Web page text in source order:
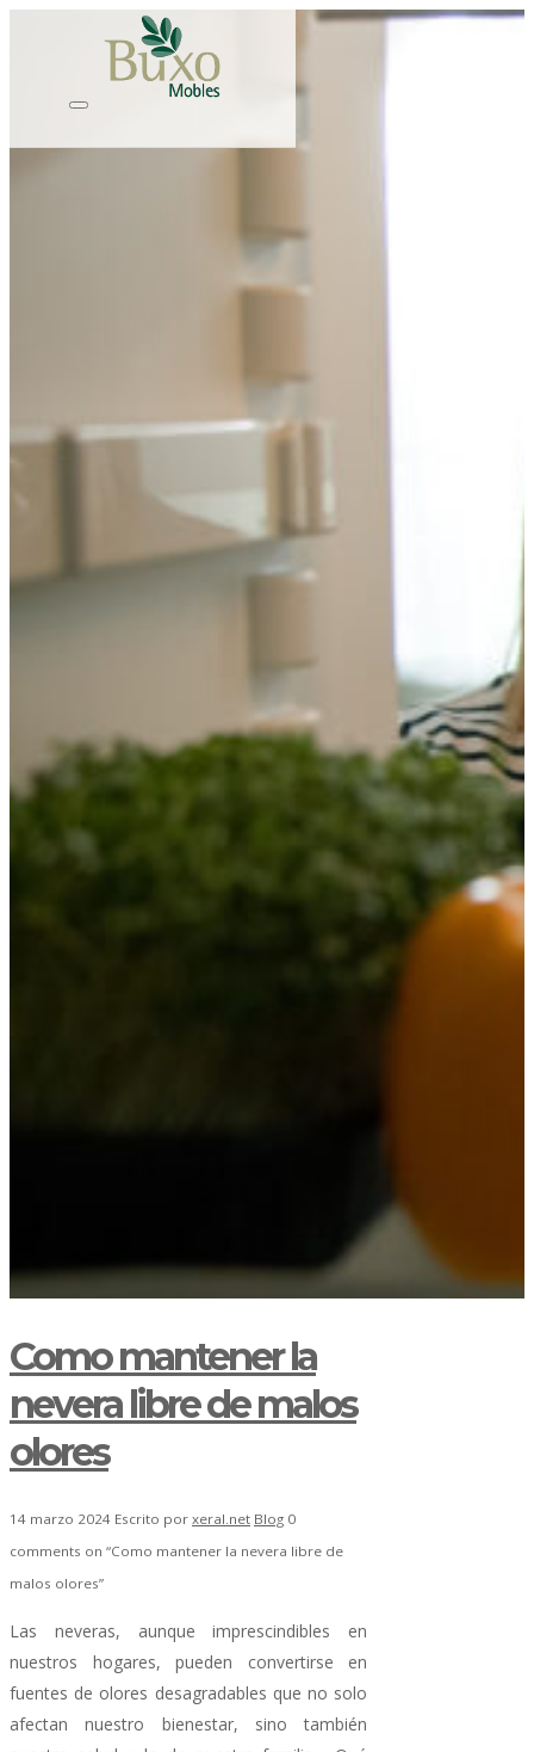
Como mantener la
nevera libre de malos
olores
14 marzo 2024 Escrito por xeral.net Blog 0
comments on “Como mantener la nevera libre de
malos olores”
Las neveras, aunque imprescindibles en
nuestros hogares, pueden convertirse en
fuentes de olores desagradables que no solo
afectan nuestro bienestar, sino también